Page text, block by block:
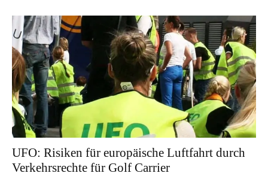
UFO: Risiken für europäische Luftfahrt durch
Verkehrsrechte für Golf Carrier